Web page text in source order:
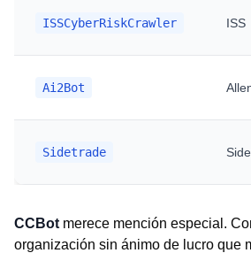
ISSCyberRiskCrawler ISS
Ai2Bot
Sidetrade
CCBot merece mención especial.
organización sin ánimo de lucro que